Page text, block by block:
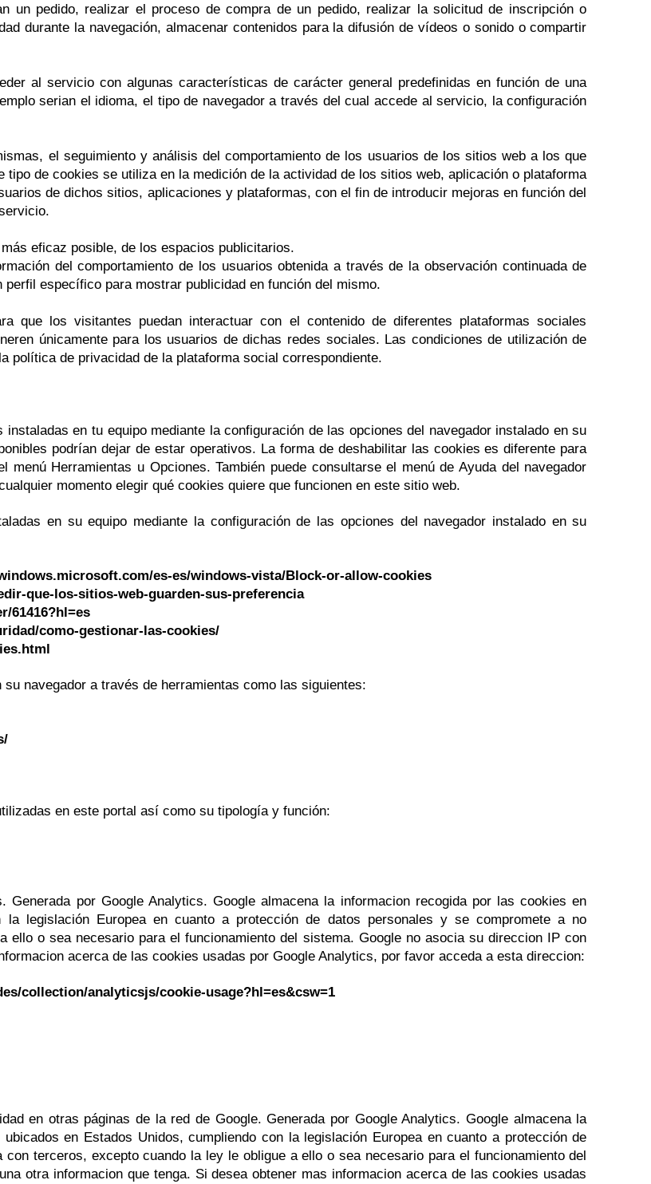
un pedido, realizar el proceso de compra de un pedido, realizar la solicitud de inscripción o
durante la navegación, almacenar contenidos para la difusión de vídeos o sonido o compartir
al servicio con algunas características de carácter general predefinidas en función de una
serian el idioma, el tipo de navegador a través del cual accede al servicio, la configuración
el seguimiento y análisis del comportamiento de los usuarios de los sitios web a los que
de cookies se utiliza en la medición de la actividad de los sitios web, aplicación o plataforma
de dichos sitios, aplicaciones y plataformas, con el fin de introducir mejoras en función del
eficaz posible, de los espacios publicitarios.
del comportamiento de los usuarios obtenida a través de la observación continuada de
específico para mostrar publicidad en función del mismo.
que los visitantes puedan interactuar con el contenido de diferentes plataformas sociales
únicamente para los usuarios de dichas redes sociales. Las condiciones de utilización de
política de privacidad de la plataforma social correspondiente.
en tu equipo mediante la configuración de las opciones del navegador instalado en su
podrían dejar de estar operativos. La forma de deshabilitar las cookies es diferente para
menú Herramientas u Opciones. También puede consultarse el menú de Ayuda del navegador
momento elegir qué cookies quiere que funcionen en este sitio web.
en su equipo mediante la configuración de las opciones del navegador instalado en su
es-es/windows-vista/Block-or-allow-cookies
que-los-sitios-web-guarden-sus-preferencia
61416?hl=es
como-gestionar-las-cookies/
navegador a través de herramientas como las siguientes:
en este portal así como su tipología y función:
Generada por Google Analytics. Google almacena la informacion recogida por las cookies en
la legislación Europea en cuanto a protección de datos personales y se compromete a no
o sea necesario para el funcionamiento del sistema. Google no asocia su direccion IP con
acerca de las cookies usadas por Google Analytics, por favor acceda a esta direccion:
analyticsjs/cookie-usage?hl=es&csw=1
en otras páginas de la red de Google. Generada por Google Analytics. Google almacena la
en Estados Unidos, cumpliendo con la legislación Europea en cuanto a protección de
terceros, excepto cuando la ley le obligue a ello o sea necesario para el funcionamiento del
otra informacion que tenga. Si desea obtener mas informacion acerca de las cookies usadas